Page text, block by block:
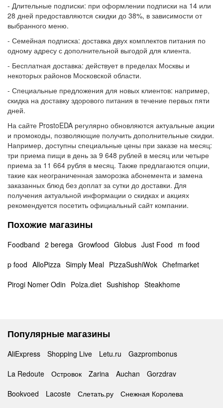
- Длительные подписки: при оформлении подписки на 14 или
28 дней предоставляются скидки до 38%, в зависимости от
выбранного меню.
- Семейная подписка: доставка двух комплектов питания по
одному адресу с дополнительной выгодой для клиента.
- Бесплатная доставка: действует в пределах Москвы и
некоторых районов Московской области.
- Специальные предложения для новых клиентов: например,
скидка на доставку здорового питания в течение первых пяти
дней.
На сайте ProstoEDA регулярно обновляются актуальные акции
и промокоды, позволяющие получить дополнительные скидки.
Например, доступны специальные цены при заказе на месяц:
три приема пищи в день за 9 648 рублей в месяц или четыре
приема за 11 664 рубля в месяц. Также предлагаются опции,
такие как неограниченная заморозка абонемента и замена
заказанных блюд без доплат за сутки до доставки. Для
получения актуальной информации о скидках и акциях
рекомендуется посетить официальный сайт компании.
Похожие магазины
Foodband 2 berega Growfood Globus Just Food m food
p food AlloPizza Simply Meal PizzaSushiWok Chefmarket
Pirogi Nomer Odin Polza.diet Sushishop Steakhome
Популярные магазины
AliExpress Shopping Live Letu.ru
Gazprombonus
La Redoute
Островок Zarina Auchan
Gorzdrav
Bookvoed
Lacoste Слетать.ру Снежная Королева